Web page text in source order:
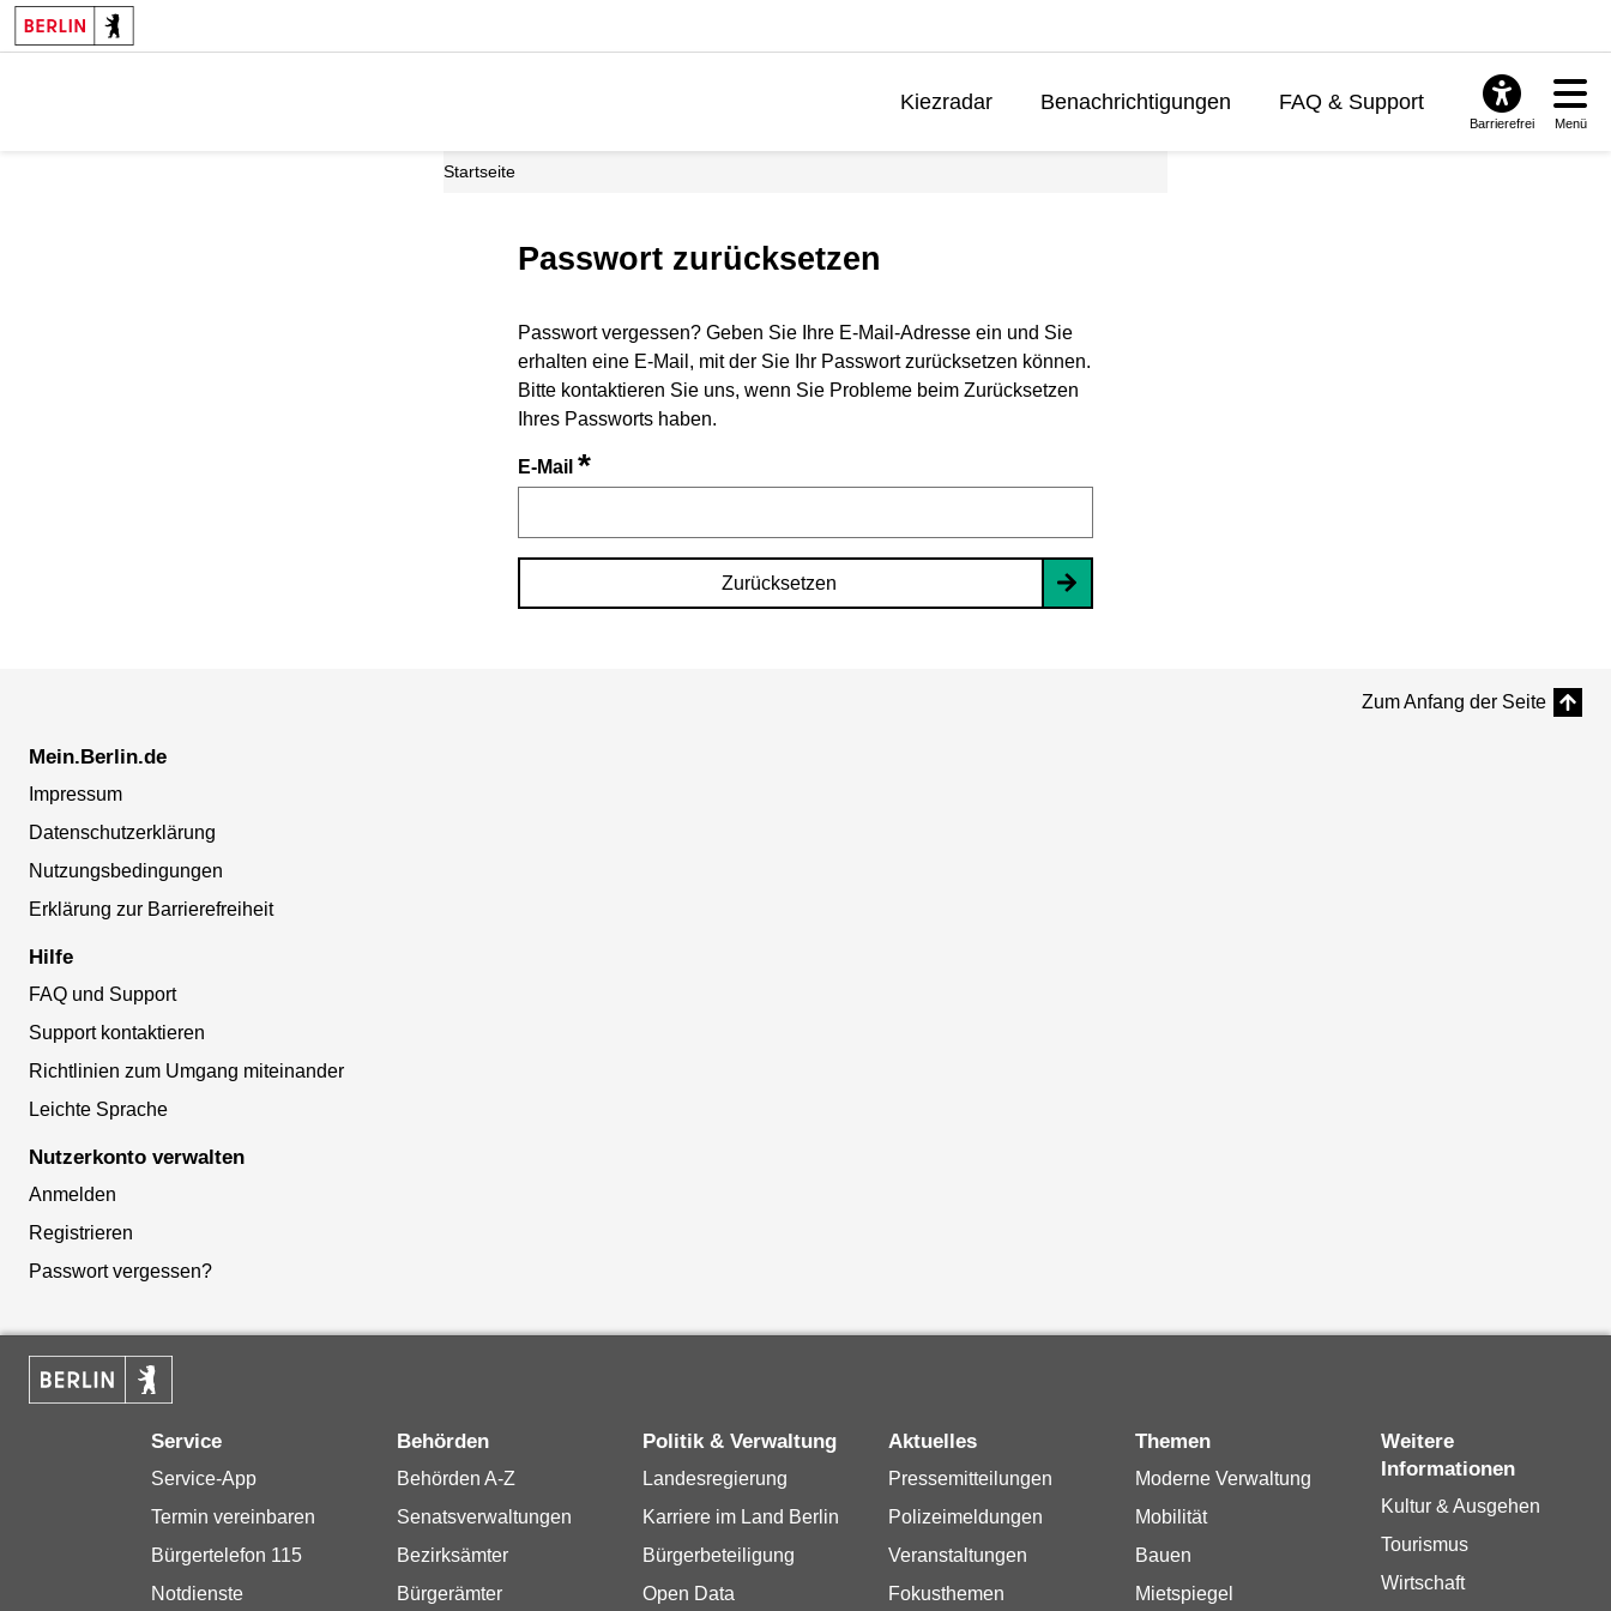
Kiezradar Benachrichtigungen FAQ & Support
Barrierefrei Menü
Startseite
Passwort zurücksetzen
Passwort vergessen? Geben Sie Ihre E-Mail-Adresse ein und Sie
erhalten eine E-Mail, mit der Sie Ihr Passwort zurücksetzen können.
Bitte kontaktieren Sie uns, wenn Sie Probleme beim Zurücksetzen
Ihres Passworts haben.
E-Mail *
Zurücksetzen
Zum Anfang der Seite
Mein.Berlin.de
Impressum
Datenschutzerklärung
Nutzungsbedingungen
Erklärung zur Barrierefreiheit
Hilfe
FAQ und Support
Support kontaktieren
Richtlinien zum Umgang miteinander
Leichte Sprache
Nutzerkonto verwalten
Anmelden
Registrieren
Passwort vergessen?
Service
Service-App
Termin vereinbaren
Bürgertelefon 115
Notdienste
Behörden
Behörden A-Z
Senatsverwaltungen
Bezirksämter
Bürgerämter
Politik & Verwaltung
Landesregierung
Karriere im Land Berlin
Bürgerbeteiligung
Open Data
Aktuelles
Pressemitteilungen
Polizeimeldungen
Veranstaltungen
Fokusthemen
Themen
Moderne Verwaltung
Mobilität
Bauen
Mietspiegel
Weitere
Informationen
Kultur & Ausgehen
Tourismus
Wirtschaft